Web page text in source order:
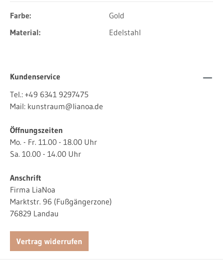
Farbe:
Gold
Material:
Edelstahl
Kundenservice
Tel.: +49 6341 9297475
Mail: kunstraum@lianoa.de
Öffnungszeiten
Mo. - Fr. 11.00 - 18.00 Uhr
Sa. 10.00 - 14.00 Uhr
Anschrift
Firma LiaNoa
Marktstr. 96 (Fußgängerzone)
76829 Landau
Vertrag widerrufen